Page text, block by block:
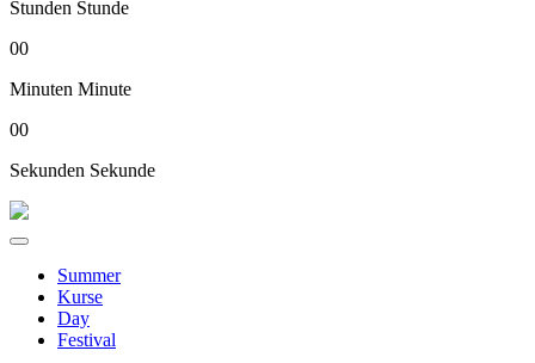
Stunden Stunde
00
Minuten Minute
00
Sekunden Sekunde
Summer
Kurse
Day
Festival